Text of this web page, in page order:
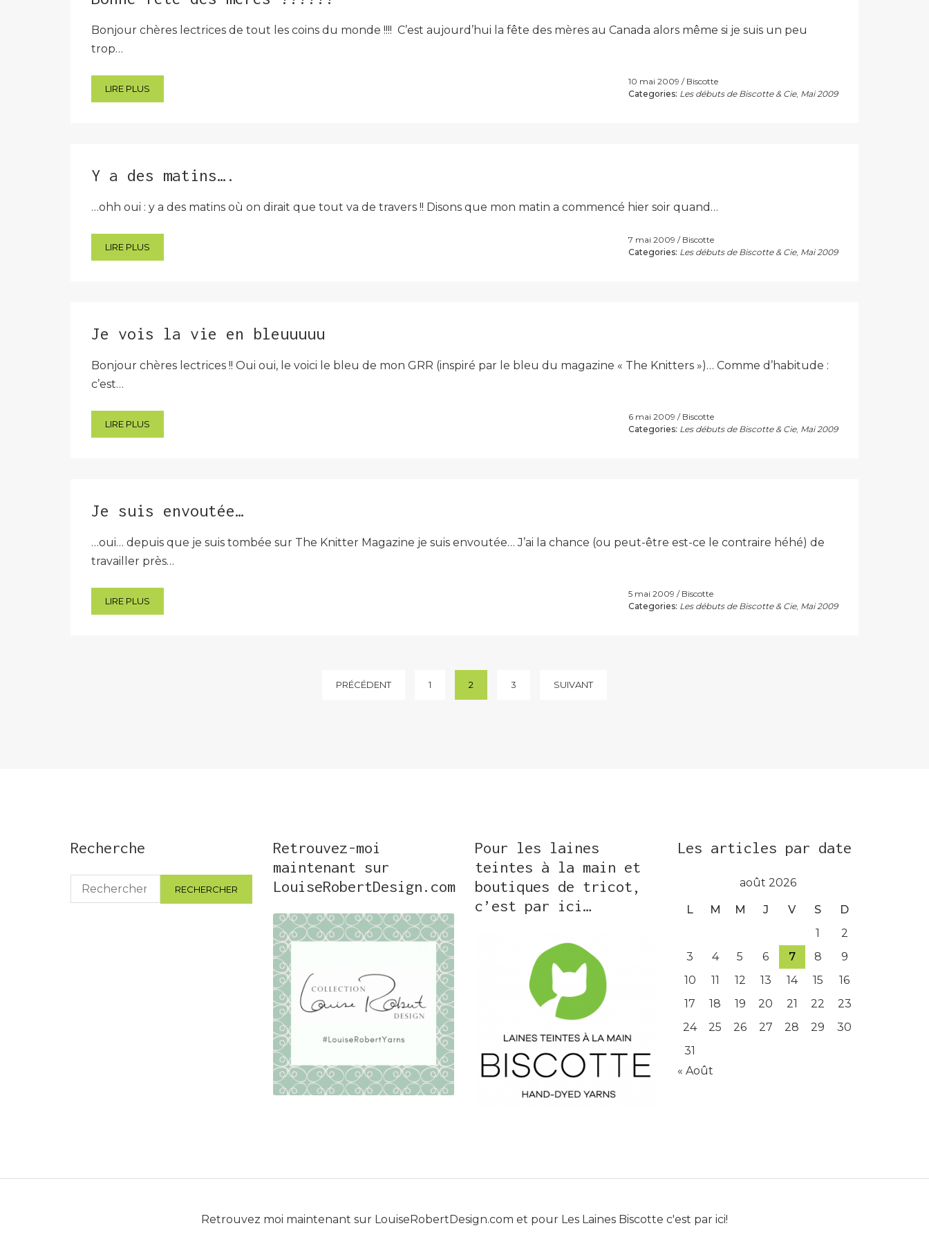
Bonjour chères lectrices de tout les coins du monde !!!! C’est aujourd’hui la fête des mères au Canada alors même si je suis un peu
trop…
LIRE PLUS
10 mai 2009
Biscotte
Categories: Les débuts de Biscotte & Cie, Mai 2009
Y a des matins….
…ohh oui : y a des matins où on dirait que tout va de travers !! Disons que mon matin a commencé hier soir quand…
LIRE PLUS
7 mai 2009
Biscotte
Categories: Les débuts de Biscotte & Cie, Mai 2009
Je vois la vie en bleuuuuu
Bonjour chères lectrices !! Oui oui, le voici le bleu de mon GRR (inspiré par le bleu du magazine « The Knitters »)… Comme d’habitude :
c’est…
LIRE PLUS
6 mai 2009
Biscotte
Categories: Les débuts de Biscotte & Cie, Mai 2009
Je suis envoutée…
…oui… depuis que je suis tombée sur The Knitter Magazine je suis envoutée… J’ai la chance (ou peut-être est-ce le contraire héhé) de
travailler près…
LIRE PLUS
5 mai 2009
Biscotte
Categories: Les débuts de Biscotte & Cie, Mai 2009
PRÉCÉDENT 1 2 3 SUIVANT
Recherche
Rechercher :
Retrouvez-moi
maintenant sur
LouiseRobertDesign.com
Pour les laines
teintes à la main et
boutiques de tricot,
c’est par ici…
Les articles par date
août 2026
L M M J V S
D
1
2
3
4 5 6 7 8
9
10
11 12 13 14 15
16
17
18 19 20 21 22
23
24
25 26 27 28 29
30
31
« Août
Retrouvez moi maintenant sur LouiseRobertDesign.com et pour Les Laines Biscotte c'est par ici!